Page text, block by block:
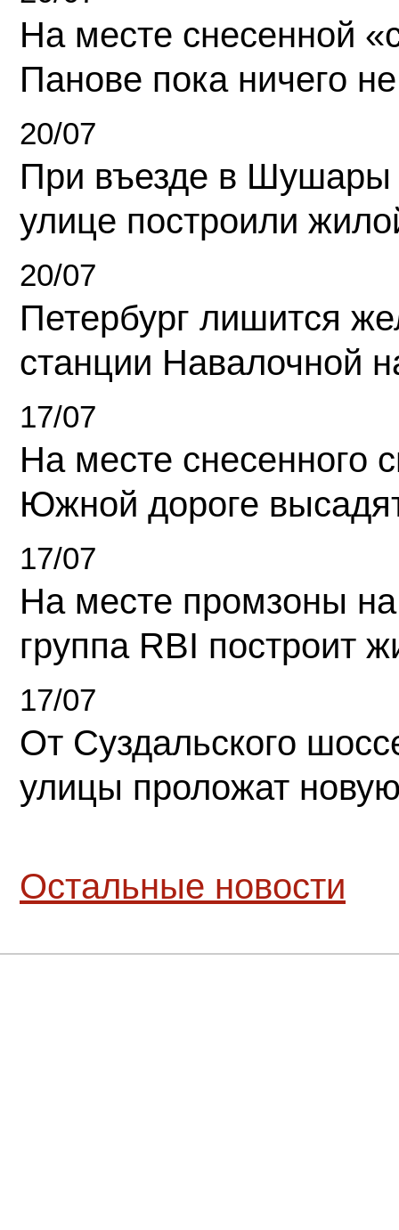
На месте снесенной
Панове пока ничего
20/07
При въезде в Шушары
улице построили
20/07
Петербург лишится
станции Навалочной
17/07
На месте снесенного
Южной дороге
17/07
На месте промзоны
группа RBI построит
17/07
От Суздальского
улицы проложат
Остальные новости